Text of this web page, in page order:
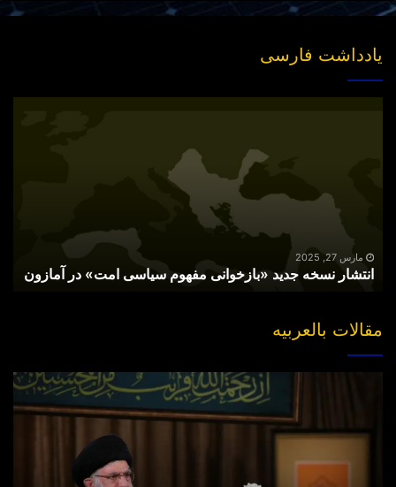
یادداشت فارسی
آمازونمارس 27, 2025
انتشار نسخه جدید «بازخوانی مفهوم سیاسی امت» در آمازون
مقالات بالعربیه
والبحث